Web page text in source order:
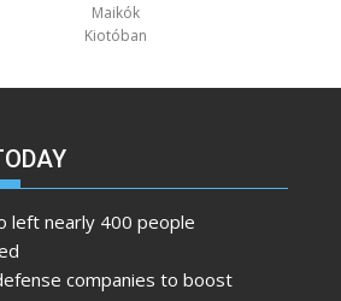
Maikók
Kiotóban
left nearly 400 people
companies to boost